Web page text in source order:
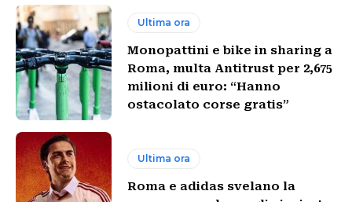
Ultima ora
Monopattini e bike in sharing a
Roma, multa Antitrust per 2,675
milioni di euro: “Hanno
ostacolato corse gratis”
Ultima ora
Roma e adidas svelano la